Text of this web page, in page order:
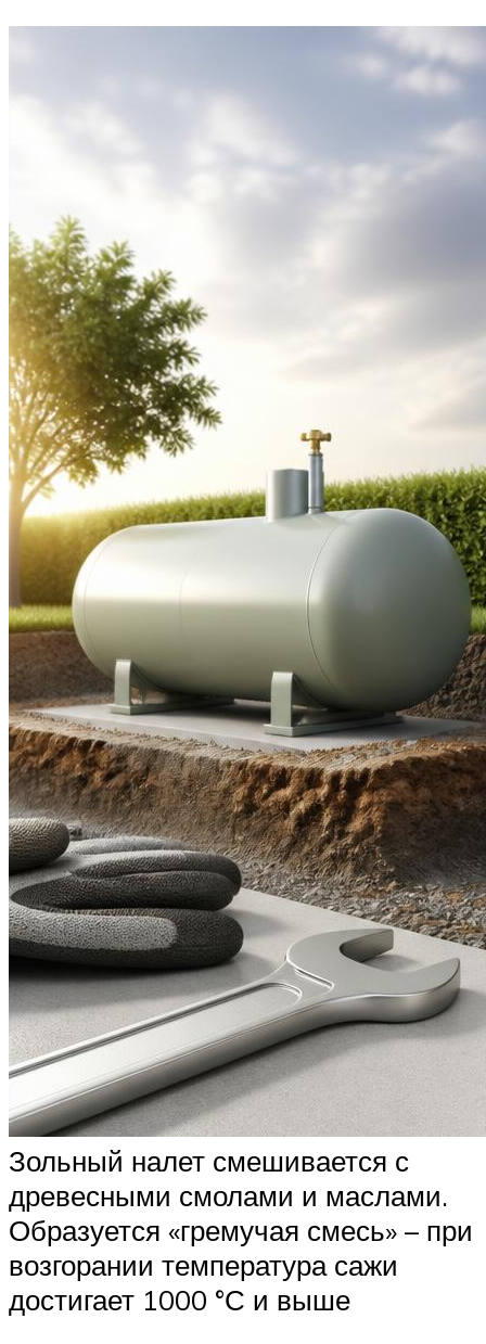
Зольный налет смешивается с
древесными смолами и маслами.
Образуется «гремучая смесь» – при
возгорании температура сажи
достигает 1000 °С и выше